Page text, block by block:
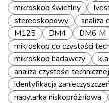
mikroskop świetlny
stereoskopowy
analiza
M125
DM4
DM6 M
mikroskop do czystości
mikroskop badawczy
analiza czystości technicznej
identyfikacja zanieczyszczeń
napylarka niskopróżniowa